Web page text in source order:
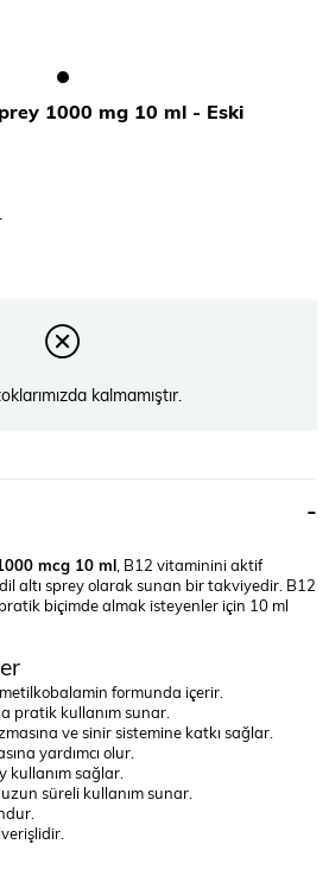
1000 mg 10 ml - Eski
kalmamıştır.
mcg 10 ml , B12 vitaminini aktif
altı sprey olarak sunan bir takviyedir. B12
biçimde almak isteyenler için 10 ml
formunda içerir.
pratik kullanım sunar.
ve sinir sistemine katkı sağlar.
yardımcı olur.
sağlar.
süreli kullanım sunar.